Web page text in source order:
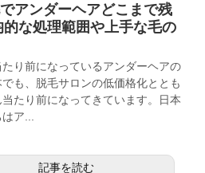
アンダーヘアどこまで残
的な処理範囲や上手な毛の
り前になっているアンダーヘアの
でも、脱毛サロンの低価格化ととも
たり前になってきています。日本
ア...
記事を読む